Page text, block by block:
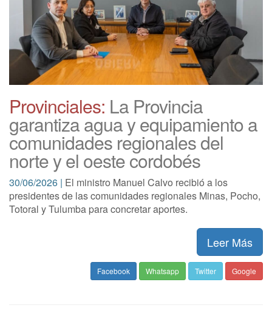
Provinciales: La Provincia
garantiza agua y equipamiento a
comunidades regionales del
norte y el oeste cordobés
30/06/2026 | El ministro Manuel Calvo recibió a los
presidentes de las comunidades regionales Minas, Pocho,
Totoral y Tulumba para concretar aportes.
Leer Más
Facebook Whatsapp Twitter Google